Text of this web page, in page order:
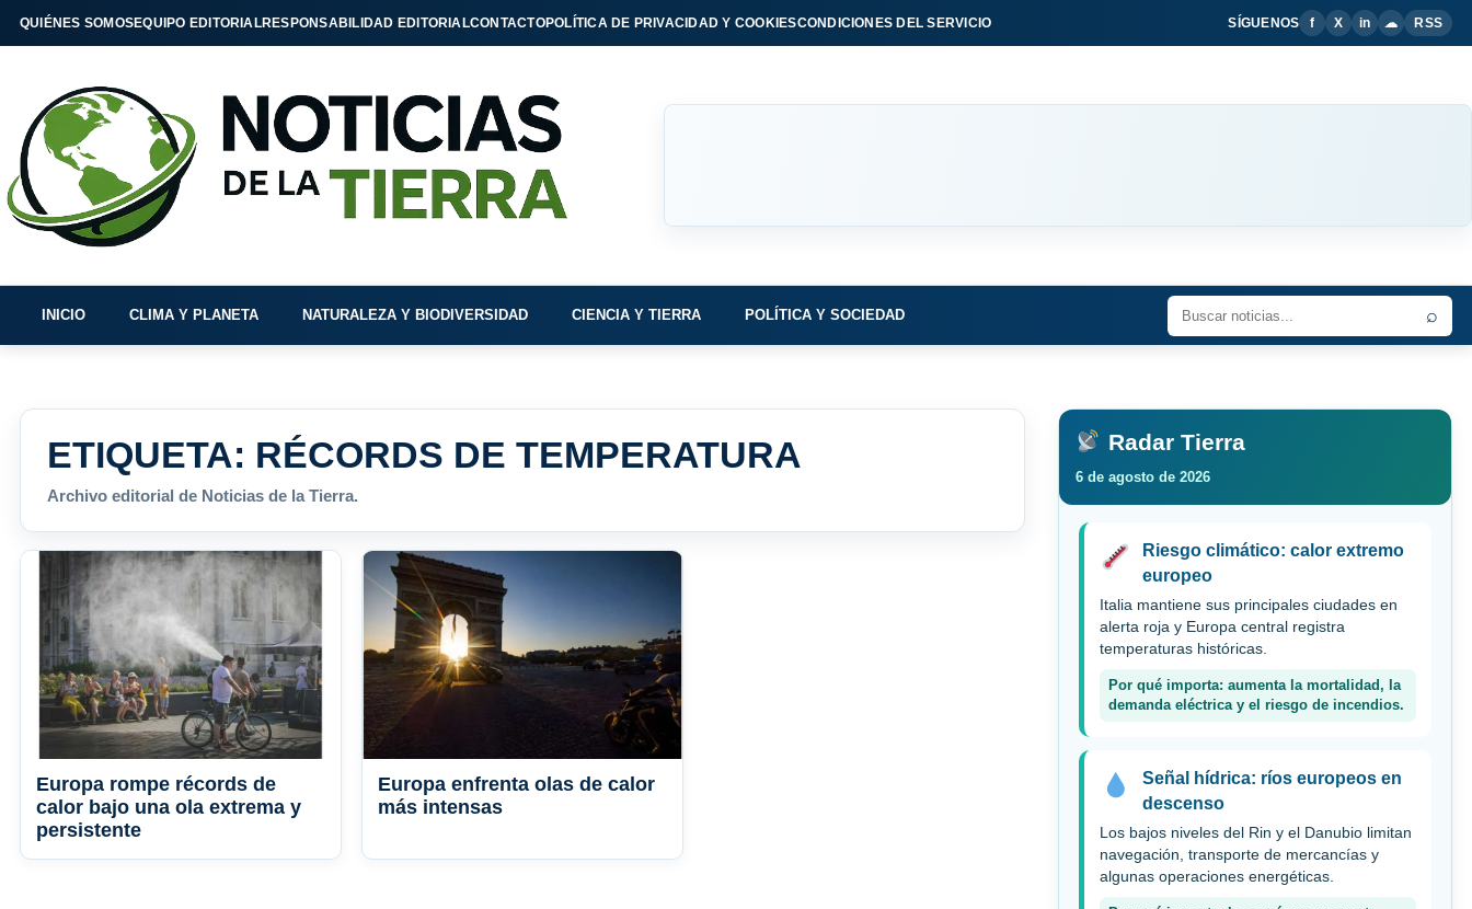
QUIÉNES SOMOSEQUIPO EDITORIALRESPONSABILIDAD EDITORIALCONTACTOPOLÍTICA DE PRIVACIDAD Y COOKIESCONDICIONES DEL SERVICIO SÍGUENOS f X in ☁ RSS
INICIO CLIMA Y PLANETA NATURALEZA Y BIODIVERSIDAD CIENCIA Y TIERRA POLÍTICA Y SOCIEDAD ⌕
ETIQUETA: RÉCORDS DE TEMPERATURA
Archivo editorial de Noticias de la Tierra.
Europa rompe récords de
calor bajo una ola extrema y
persistente
Europa enfrenta olas de calor
más intensas
Radar Tierra
6 de agosto de 2026
Riesgo climático: calor extremo
europeo
Italia mantiene sus principales ciudades en
alerta roja y Europa central registra
temperaturas históricas.
Por qué importa: aumenta la mortalidad, la
demanda eléctrica y el riesgo de incendios.
Señal hídrica: ríos europeos en
descenso
Los bajos niveles del Rin y el Danubio limitan
navegación, transporte de mercancías y
algunas operaciones energéticas.